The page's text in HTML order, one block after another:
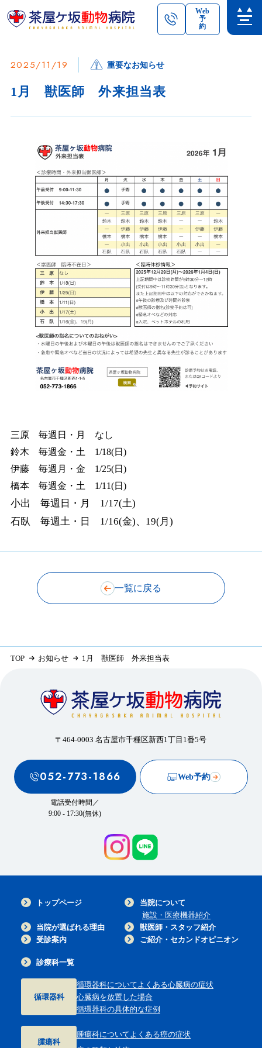
Web
予
約
2025/11/19 重要なお知らせ
1月 獣医師 外来担当表
三原 毎週日・月 なし
鈴木 毎週金・土 1/18(日)
伊藤 毎週月・金 1/25(日)
橋本 毎週金・土 1/11(日)
小出 毎週日・月 1/17(土)
石臥 毎週土・日 1/16(金)、19(月)
一覧に戻る
TOP お知らせ 1月 獣医師 外来担当表
〒464-0003 名古屋市千種区新西1丁目1番5号
052-773-1866
電話受付時間／
9:00 - 17:30(無休)
Web予約
トップページ
当院について
施設・医療機器紹介
当院が選ばれる理由
獣医師・スタッフ紹介
受診案内
ご紹介・セカンドオピニオン
診療科一覧
循環器科
循環器科についてよくある心臓病の症状
心臓病を放置した場合
循環器科の具体的な症例
腫瘍科
腫瘍科について よくある癌の症状